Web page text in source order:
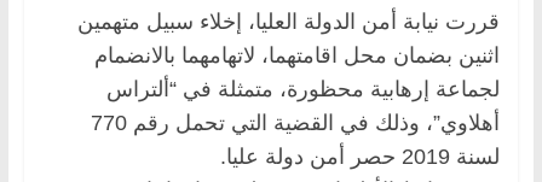
قررت نيابة أمن الدولة العليا، إخلاء سبيل متهمين
اثنين بضمان محل اقامتهما، لاتهامهما بالانضمام
لجماعة إرهابية محظورة، متمثلة في “ألتراس
أهلاوي”، وذلك في القضية التي تحمل رقم 770
لسنة 2019 حصر أمن دولة عليا.